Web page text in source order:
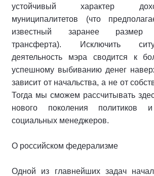
устойчивый характер
муниципалитетов (что
известный заранее размер
трансферта). Исключить
деятельность мэра сводится к
успешному выбиванию денег
зависит от начальства, а не от
Тогда мы сможем рассчитывать
нового поколения политиков
социальных менеджеров.
О российском федерализме
Одной из главнейших задач